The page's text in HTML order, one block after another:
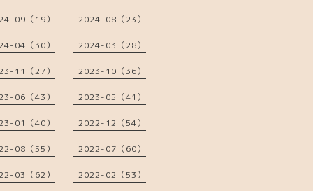
09（19） 2024-08（23）
04（30） 2024-03（28）
11（27） 2023-10（36）
06（43） 2023-05（41）
01（40） 2022-12（54）
08（55） 2022-07（60）
03（62） 2022-02（53）